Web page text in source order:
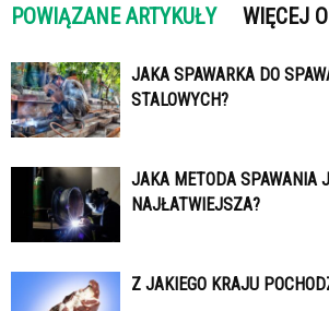
POWIĄZANE ARTYKUŁY WIĘCEJ
JAKA SPAWARKA DO
STALOWYCH?
JAKA METODA SPAWANIA
NAJŁATWIEJSZA?
Z JAKIEGO KRAJU